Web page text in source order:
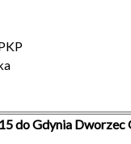
do Gdynia Dworzec